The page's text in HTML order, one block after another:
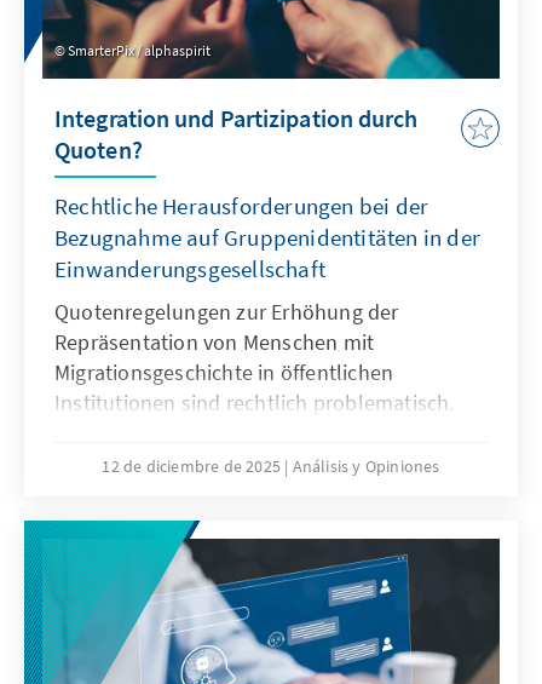
SmarterPix / alphaspirit
Integration und Partizipation durch
Quoten?
Rechtliche Herausforderungen bei der
Bezugnahme auf Gruppenidentitäten in der
Einwanderungsgesellschaft
Quotenregelungen zur Erhöhung der
Repräsentation von Menschen mit
Migrationsgeschichte in öffentlichen
Institutionen sind rechtlich problematisch.
nach Herkunft. Für Quoten zugunsten von
verfassungsrechtliche Grundlage. Das Papier
zeigt: Sonderregelungen für neu
eingewanderte Menschen sind nur zu Beginn
sinnvoll. Später besteht die herausfordernde
Aufgabe der Abgrenzung der Gruppe.
12 de diciembre de 2025 Análisis y Opiniones